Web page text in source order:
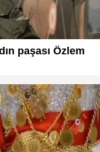
paşası Özlem